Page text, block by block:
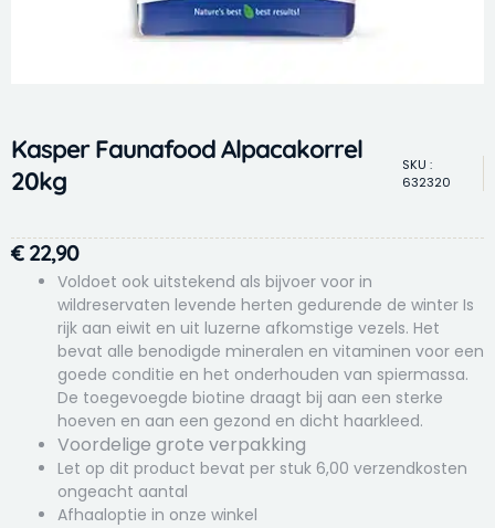
Kasper Faunafood Alpacakorrel
20kg
SKU :
632320
€22,90
Voldoet ook uitstekend als bijvoer voor in
wildreservaten levende herten gedurende de winter Is
rijk aan eiwit en uit luzerne afkomstige vezels. Het
bevat alle benodigde mineralen en vitaminen voor een
goede conditie en het onderhouden van spiermassa.
De toegevoegde biotine draagt bij aan een sterke
hoeven en aan een gezond en dicht haarkleed.
Voordelige grote verpakking
Let op dit product bevat per stuk 6,00 verzendkosten
ongeacht aantal
Afhaaloptie in onze winkel